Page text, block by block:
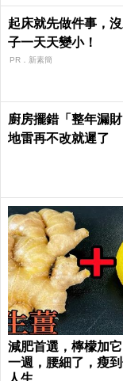
起床就先做件事，
子一天天變小！
PR．新素簡
廚房擺錯「整年漏
地雷再不改就遲了
減肥首選，檸檬加
一週，腰細了，瘦
人生